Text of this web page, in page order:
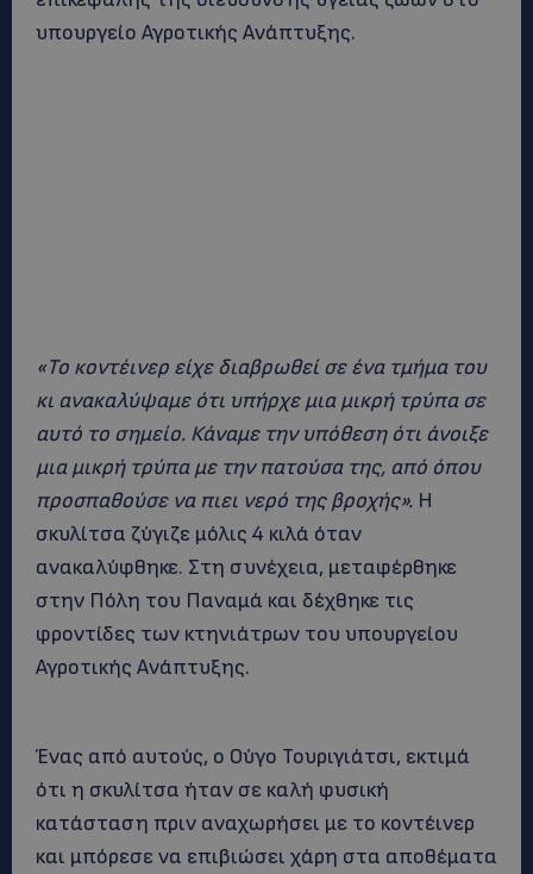
υπουργείο Αγροτικής Ανάπτυξης.
«Το κοντέινερ είχε διαβρωθεί σε ένα τμήμα του
κι ανακαλύψαμε ότι υπήρχε μια μικρή τρύπα σε
αυτό το σημείο. Κάναμε την υπόθεση ότι άνοιξε
μια μικρή τρύπα με την πατούσα της, από όπου
προσπαθούσε να πιει νερό της βροχής». Η
σκυλίτσα ζύγιζε μόλις 4 κιλά όταν
ανακαλύφθηκε. Στη συνέχεια, μεταφέρθηκε
στην Πόλη του Παναμά και δέχθηκε τις
φροντίδες των κτηνιάτρων του υπουργείου
Αγροτικής Ανάπτυξης.
Ένας από αυτούς, ο Ούγο Τουριγιάτσι, εκτιμά
ότι η σκυλίτσα ήταν σε καλή φυσική
κατάσταση πριν αναχωρήσει με το κοντέινερ
και μπόρεσε να επιβιώσει χάρη στα αποθέματα